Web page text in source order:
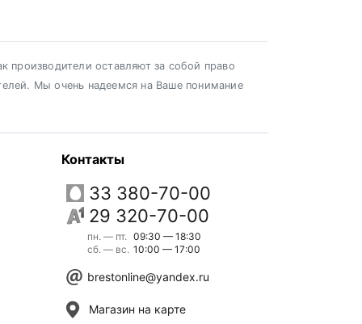
производители оставляют за собой право
Мы очень надеемся на Ваше понимание
Контакты
33 380-70-00
29 320-70-00
пн. — пт.
сб. — вс.
09:30 — 18:30
10:00 — 17:00
brestonline@yandex.ru
Магазин на карте